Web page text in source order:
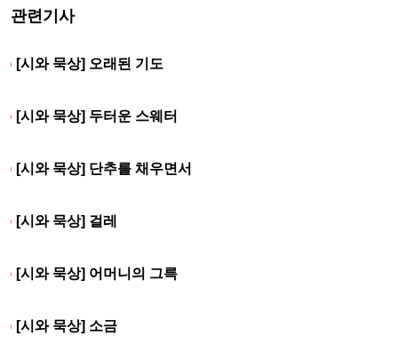
관련기사
[시와 묵상] 오래된 기도
[시와 묵상] 두터운 스웨터
[시와 묵상] 단추를 채우면서
[시와 묵상] 걸레
[시와 묵상] 어머니의 그륵
[시와 묵상] 소금